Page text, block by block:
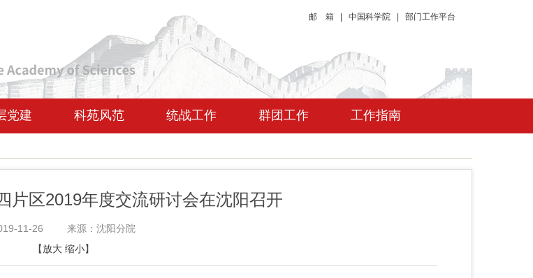
邮 箱 中国科学院 部门工作平台
党建 科苑风范 统战工作 群团工作 工作指南
片区2019年度交流研讨会在沈阳召开
11-26
来源：沈阳分院
【放大 缩小】